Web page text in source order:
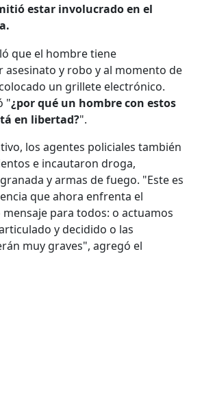
estar involucrado en el
que el hombre tiene
asesinato y robo y al momento de
un grillete electrónico.
"¿por qué un hombre con estos
en libertad?".
los agentes policiales también
e incautaron droga,
y armas de fuego. "Este es
que ahora enfrenta el
mensaje para todos: o actuamos
y decidido o las
muy graves", agregó el